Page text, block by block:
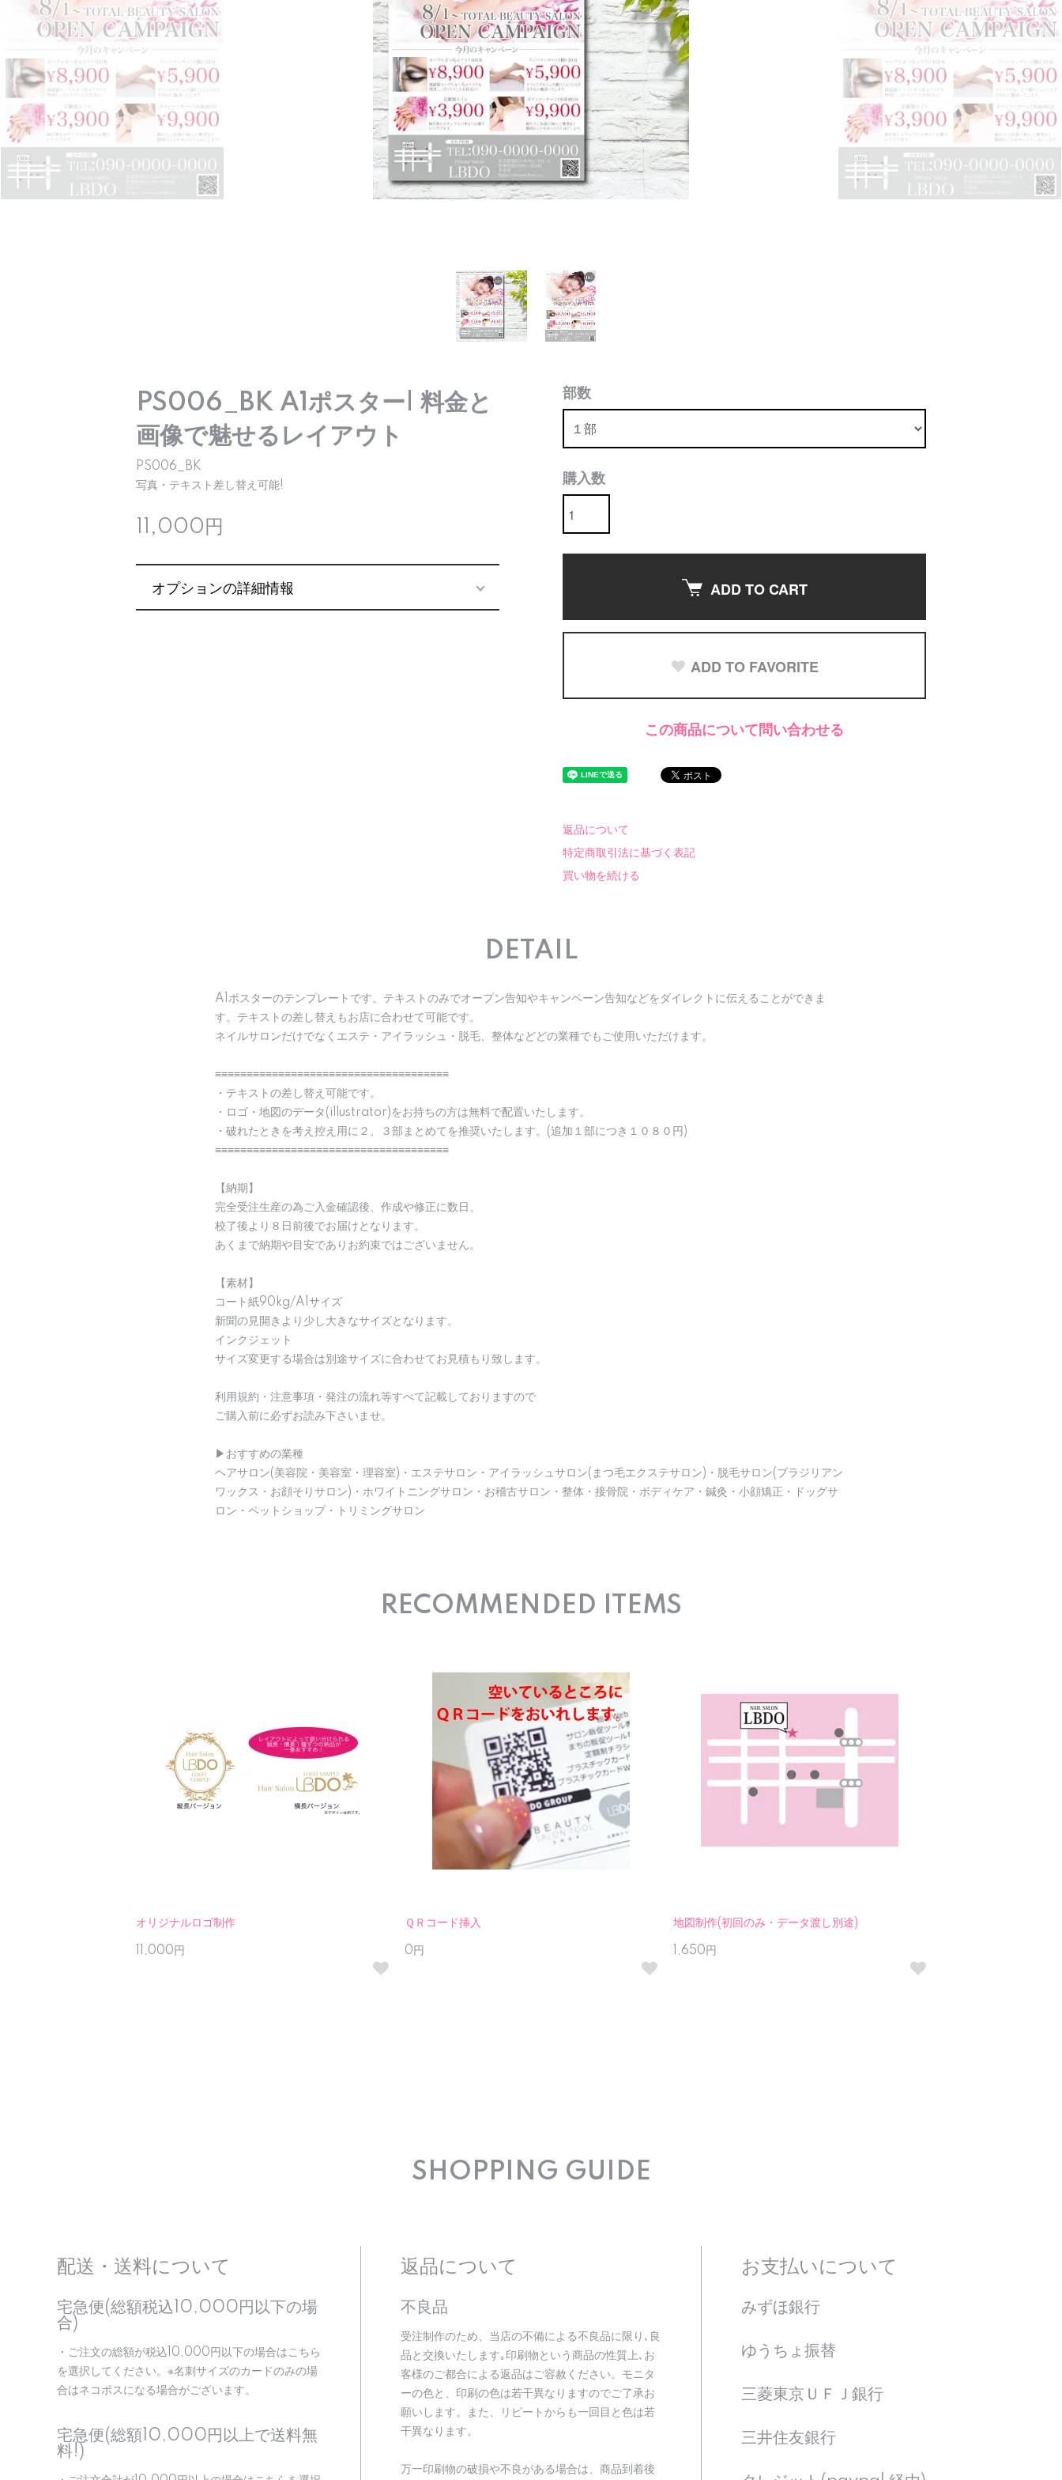
PS006_BK A1ポスター| 料金と
画像で魅せるレイアウト
PS006_BK
写真・テキスト差し替え可能!
11,000円
オプションの詳細情報
部数
購入数
ADD TO CART
ADD TO FAVORITE
この商品について問い合わせる
返品について
特定商取引法に基づく表記
買い物を続ける
DETAIL
A1ポスターのテンプレートです。テキストのみでオープン告知やキャンペーン告知などをダイレクトに伝えることができま
す。テキストの差し替えもお店に合わせて可能です。
ネイルサロンだけでなくエステ・アイラッシュ・脱毛、整体などどの業種でもご使用いただけます。
≡≡≡≡≡≡≡≡≡≡≡≡≡≡≡≡≡≡≡≡≡≡≡≡≡≡≡≡≡≡≡≡≡≡≡≡≡
・テキストの差し替え可能です。
・ロゴ・地図のデータ(illustrator)をお持ちの方は無料で配置いたします。
・破れたときを考え控え用に２、３部まとめてを推奨いたします。(追加１部につき１０８０円)
≡≡≡≡≡≡≡≡≡≡≡≡≡≡≡≡≡≡≡≡≡≡≡≡≡≡≡≡≡≡≡≡≡≡≡≡≡
【納期】
完全受注生産の為ご入金確認後、作成や修正に数日、
校了後より８日前後でお届けとなります。
あくまで納期や目安でありお約束ではございません。
【素材】
コート紙90kg/A1サイズ
新聞の見開きより少し大きなサイズとなります。
インクジェット
サイズ変更する場合は別途サイズに合わせてお見積もり致します。
利用規約・注意事項・発注の流れ等すべて記載しておりますので
ご購入前に必ずお読み下さいませ。
▶︎おすすめの業種
ヘアサロン(美容院・美容室・理容室)・エステサロン・アイラッシュサロン(まつ毛エクステサロン)・脱毛サロン(ブラジリアン
ワックス・お顔そりサロン)・ホワイトニングサロン・お稽古サロン・整体・接骨院・ボディケア・鍼灸・小顔矯正・ドッグサ
ロン・ペットショップ・トリミングサロン
RECOMMENDED ITEMS
オリジナルロゴ制作
11,000円
ＱＲコード挿入
0円
地図制作(初回のみ・データ渡し別途)
1,650円
SHOPPING GUIDE
配送・送料について
宅急便(総額税込10,000円以下の場
合)
・ご注文の総額が税込10,000円以下の場合はこちら
を選択してください。※名刺サイズのカードのみの場
合はネコポスになる場合がございます。
宅急便(総額10,000円以上で送料無
料!)
返品について
不良品
受注制作のため、当店の不備による不良品に限り､良
品と交換いたします｡印刷物という商品の性質上､お
客様のご都合による返品はご容赦ください。モニタ
ーの色と、印刷の色は若干異なりますのでご了承お
願いします。また、リピートからも一回目と色は若
干異なります。
万一印刷物の破損や不良がある場合は、商品到着後
お支払いについて
みずほ銀行
ゆうちょ振替
三菱東京ＵＦＪ銀行
三井住友銀行